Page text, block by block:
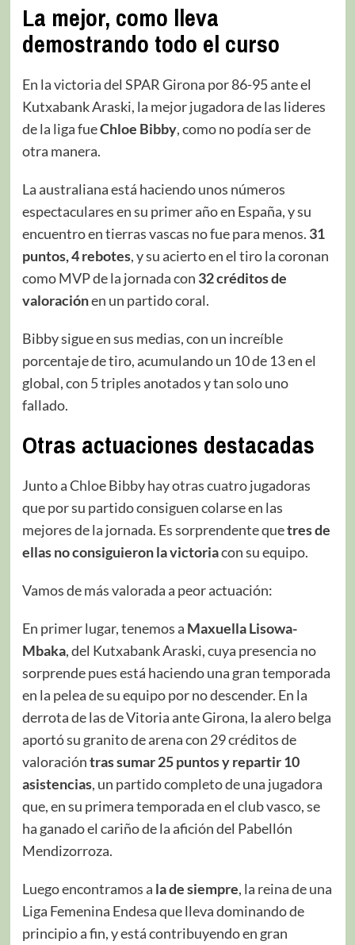
La mejor, como lleva
demostrando todo el curso
En la victoria del SPAR Girona por 86-95 ante el
Kutxabank Araski, la mejor jugadora de las lideres
de la liga fueChloe Bibby, como no podía ser de
otra manera.
La australiana está haciendo unos números
espectaculares en su primer año en España, y su
encuentro en tierras vascas no fue para menos. 31
puntos, 4 rebotes, y su acierto en el tiro la coronan
como MVP de la jornada con 32 créditos de
valoraciónen un partido coral.
Bibby sigue en sus medias, con un increíble
porcentaje de tiro, acumulando un 10 de 13 en el
global, con 5 triples anotados y tan solo uno
fallado.
Otras actuaciones destacadas
Junto a Chloe Bibby hay otras cuatro jugadoras
que por su partido consiguen colarse en las
mejores de la jornada. Es sorprendente quetres de
ellas no consiguieron la victoriacon su equipo.
Vamos de más valorada a peor actuación:
En primer lugar, tenemos a Maxuella Lisowa-
Mbaka, del Kutxabank Araski, cuya presencia no
sorprende pues está haciendo una gran temporada
en la pelea de su equipo por no descender. En la
derrota de las de Vitoria ante Girona, la alero belga
aportó su granito de arena con 29 créditos de
valoracióntras sumar 25 puntos y repartir 10
asistencias, un partido completo de una jugadora
que, en su primera temporada en el club vasco, se
ha ganado el cariño de la afición del Pabellón
Mendizorroza.
Luego encontramos a la de siempre, la reina de una
Liga Femenina Endesa que lleva dominando de
principio a fin, y está contribuyendo en gran